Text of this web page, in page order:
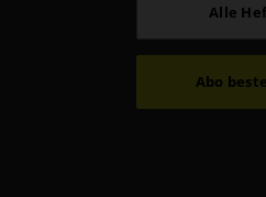
Alle
Abo